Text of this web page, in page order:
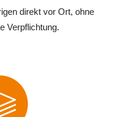
direkt vor Ort, ohne
Verpflichtung.